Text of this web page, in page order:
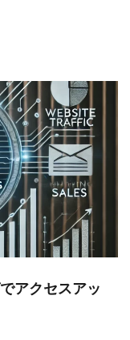
アクセスアッ